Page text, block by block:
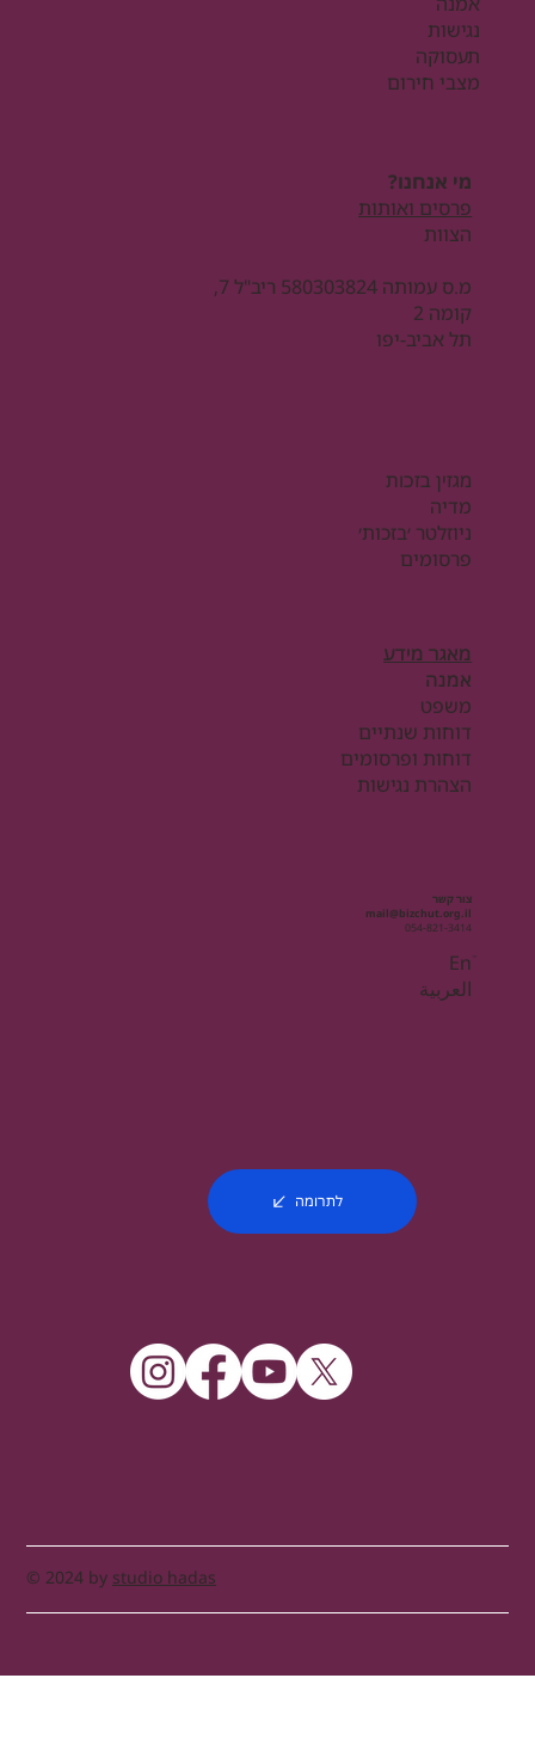
צור קשר
mail@bizchut.org.il
054-821-3414
Enֿ
العربية
נגישות
תעסוקה
מצבי חירום
מי אנחנו?
פרסים ואותות
הצוות
מ.ס עמותה 580303824 ריב"ל 7,
קומה 2
תל אביב-יפו
מגזין בזכות
מדיה
ניוזלטר ׳בזכות׳
פרסומים
מאגר מידע
אמנה
משפט
דוחות שנתיים
דוחות ופרסומים
הצהרת נגישות
לתרומה
© 2024 by studio hadas